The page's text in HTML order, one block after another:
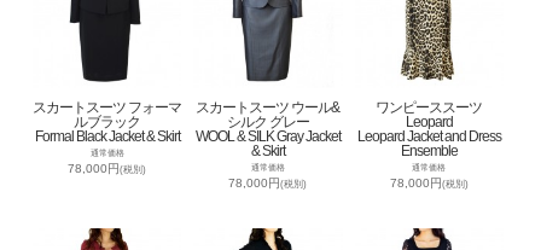
スカートスーツ フォーマ
ルブラック
Formal Black Jacket & Skirt
通常価格
78,000円(税別)
スカートスーツ ウール&
シルク グレー
WOOL & SILK Gray Jacket
& Skirt
通常価格
78,000円(税別)
ワンピーススーツ
Leopard
Leopard Jacket and Dress
Ensemble
通常価格
78,000円(税別)